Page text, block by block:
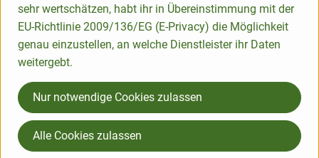
Nährwert-Info
Produktdatenblatt
Herkunft
sehr wertschätzen, habt ihr in Übereinstimmung mit der
EU-Richtlinie 2009/136/EG (E-Privacy) die Möglichkeit
genau einzustellen, an welche Dienstleister ihr Daten
weitergebt.
Nur notwendige Cookies zulassen
Alle Cookies zulassen